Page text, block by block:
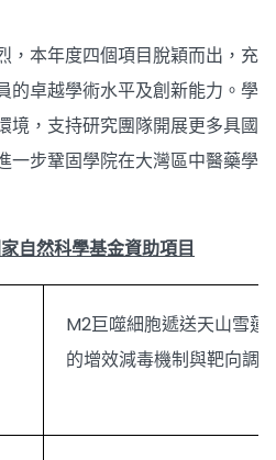
，本年度四個項目脫穎而出，充
的卓越學術水平及創新能力。學
境，支持研究團隊開展更多具國
一步鞏固學院在大灣區中醫藥學
自然科學基金資助項目
M2巨噬細胞遞送天山雪蓮
的增效減毒機制與靶向調控